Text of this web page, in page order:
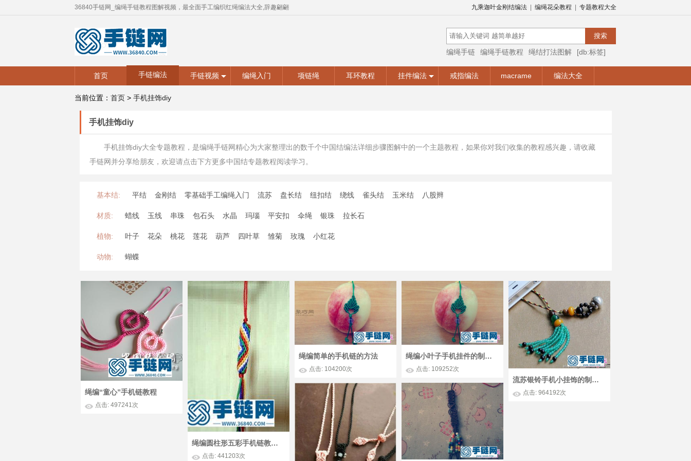
九乘迦叶金刚结编法 编绳花朵教程 专题教程大全
36840手链网_编绳手链教程图解视频，最全面手工编织红绳编法大全,辞趣翩翩
编绳手链 编绳手链教程 绳结打法图解
[db:标签]
首页
手链编法 手链视频 编绳入门 项链绳 耳环教程 挂件编法 戒指编法 macrame 编法大全
当前位置： 首页 > 手机挂饰diy
手机挂饰diy
手机挂饰diy大全专题教程，是编绳手链网精心为大家整理出的数千个中国结编法详细步骤图解中的一个主题教程，如果你对我们收集的教程感兴趣，请收藏
手链网并分享给朋友，欢迎请点击下方更多中国结专题教程阅读学习。
基本结: 平结 金刚结 零基础手工编绳入门 流苏 盘长结 纽扣结 绕线 雀头结 玉米结 八股辫
材质: 蜡线 玉线 串珠 包石头 水晶 玛瑙 平安扣 伞绳 银珠 拉长石
植物: 叶子 花朵 桃花 莲花 葫芦 四叶草 雏菊 玫瑰 小红花
动物: 蝴蝶
绳编“童心”手机链教程
点击: 497241次
绳编圆柱形五彩手机链教程（冰燕）
点击: 441203次
绳编简单的手机链的方法
点击: 104200次
绳编小叶子手机挂件的制作教程
点击: 109252次
流苏银铃手机小挂饰的制作方法
点击: 964192次